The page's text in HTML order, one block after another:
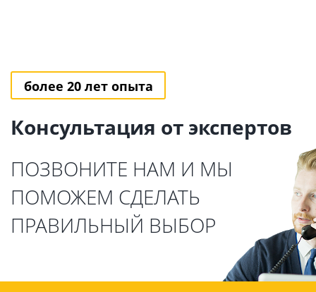
более 20 лет опыта
Консультация от экспертов
ПОЗВОНИТЕ НАМ И МЫ
ПОМОЖЕМ СДЕЛАТЬ
ПРАВИЛЬНЫЙ ВЫБОР